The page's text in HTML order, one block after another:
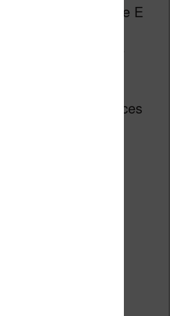
et E Ink est appelée E
arriver
de l’année
capables de
Un premier
écran de 10.3 pouces
second, avec un
13.3 pouces.
par une
et un stylet sera
même être
si l’on se fie à